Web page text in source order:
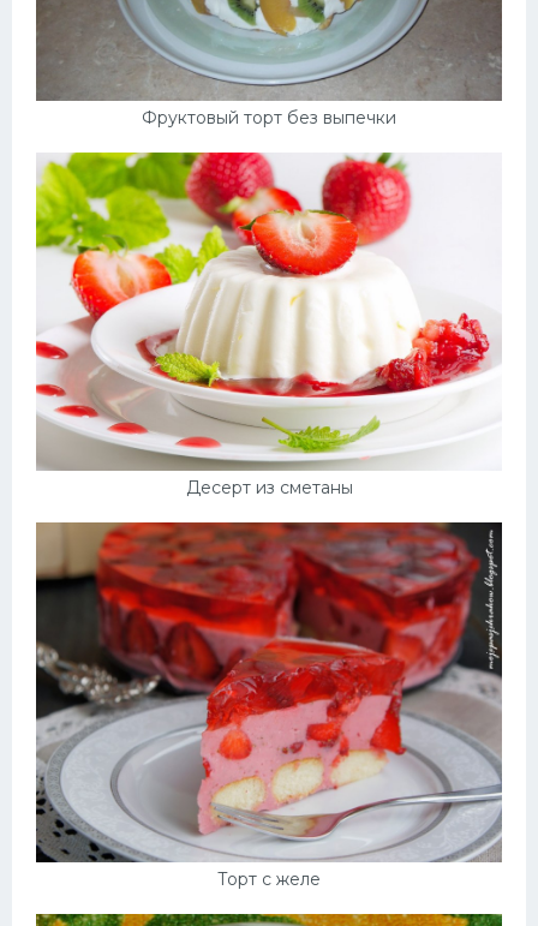
Фруктовый торт без выпечки
Десерт из сметаны
Торт с желе